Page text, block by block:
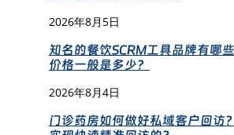
2026年8月5日
知名的餐饮SCRM工具品牌有哪
价格一般是多少？
2026年8月4日
门诊药房如何做好私域客户回访